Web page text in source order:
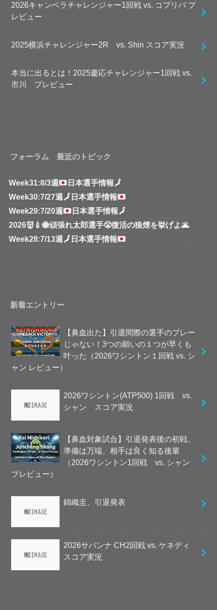
2026キャンベラチャレンジャー1回戦 vs. コプリバ プ
レビュー
2025横浜チャレンジャー2R vs. Shin スコア実況
本当に出るとは！2025慶応チャレンジャー1回戦 vs.
市川 プレビュー
フォーラム 最近のトピック
Week31:8/3週 日本選手情報🗾
Week30:7/27週🗾 日本選手情報
Week29:7/20週
日本選手情報🗾
2026👹💉🐝頑張れ太郎選手😤復活の狼煙を挙げよ🌋
Week28:7/13週🗾 日本選手情報
新着エントリー
【鼻血出た】引退間際の選手のプレー
じゃない！3つの願いの１つが早くも
叶った（2026ワシントン１回戦 vs. シ
ャン レビュー）
2026ワシントン(ATP500) 1回戦 vs.
シャン スコア実況
【鼻血対象試合】引退発表後の初戦、
準備は万端、相手は良く知る後輩
（2026ワシントン1回戦 vs. シャン
プレビュー）
錦織圭、引退発表
2026サバンナ CH2回戦 vs. ケネディ
スコア実況